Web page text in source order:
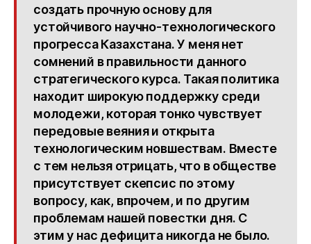
создать прочную основу для
устойчивого научно-технологического
прогресса Казахстана. У меня нет
сомнений в правильности данного
стратегического курса. Такая политика
находит широкую поддержку среди
молодежи, которая тонко чувствует
передовые веяния и открыта
технологическим новшествам. Вместе
с тем нельзя отрицать, что в обществе
присутствует скепсис по этому
вопросу, как, впрочем, и по другим
проблемам нашей повестки дня. С
этим у нас дефицита никогда не было.